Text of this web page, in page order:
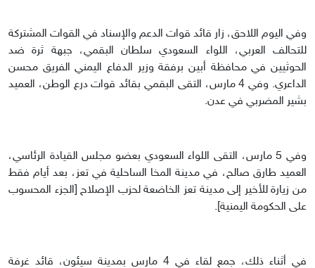
وفي اليوم اللاحق، زار قائد قوات الدعم والإسناد في القوات المشتركة
للتحالف العربي، اللواء السعودي سلطان البقمي، جبهة ثرة ضد
الحوثيين في محافظة أبين برفقة وزير الدفاع اليمني الفريق محسن
الداعري. وفي 4 مارس، التقى البقمي بقائد قوات درع الوطن، العميد
بشير المضربي في عدن.
وفي 5 مارس، التقى اللواء السعودي بعضو مجلس القيادة الرئاسي،
العميد طارق صالح، في مدينة المخا الساحلية في تعز، بعد أيام فقط
من زيارة للأخير إلى مدينة تعز الخاضعة لحزب الإصلاح [الجزء المحسوب
على الحكومة اليمنية].
في أثناء ذلك، جمع لقاء في 4 مارس بمدينة سيئون، قائد غرفة